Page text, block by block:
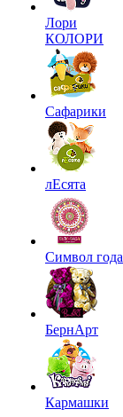
Лори
КОЛОРИ
Сафарики
лЕсята
Символ года
БернАрт
Кармашки